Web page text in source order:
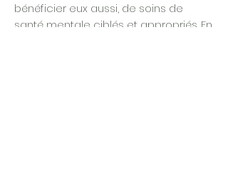
bénéficier eux aussi, de soins de
santé mentale ciblés et appropriés. En